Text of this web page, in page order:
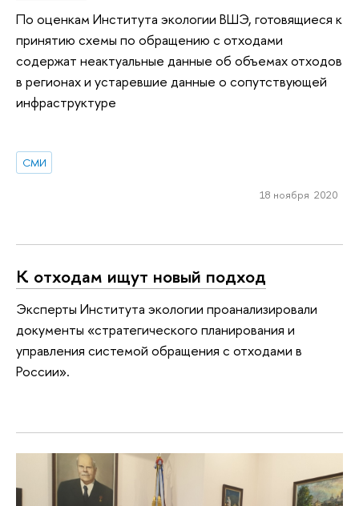
По оценкам Института экологии ВШЭ, готовящиеся к
принятию схемы по обращению с отходами
содержат неактуальные данные об объемах отходов
в регионах и устаревшие данные о сопутствующей
инфраструктуре
СМИ
18 ноября 2020
К отходам ищут новый подход
Эксперты Института экологии проанализировали
документы «стратегического планирования и
управления системой обращения с отходами в
России».